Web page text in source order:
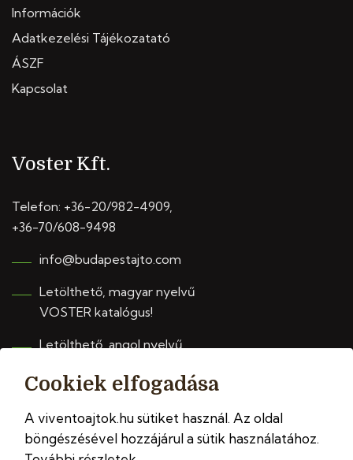
Cookiek elfogadása
A viventoajtok.hu sütiket használ. Az oldal
böngészésével hozzájárul a sütik használatához.
Információk
Adatkezelési Tájékozatató
ÁSZF
Kapcsolat
Voster Kft.
Telefon: +36-20/982-4909
+36-70/608-9498
info@budapestajto.com
Letölthető, magyar nyelvű
VOSTER katalógus!
Letölthető, angol nyelvű